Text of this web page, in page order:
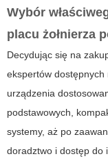
Wybór
placu żołnierza
Decydując się na
ekspertów
urządzenia
podstawowych,
systemy, aż po
doradztwo i dostęp do